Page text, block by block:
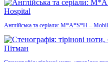
Англійська та серіали: M*A*S*H –